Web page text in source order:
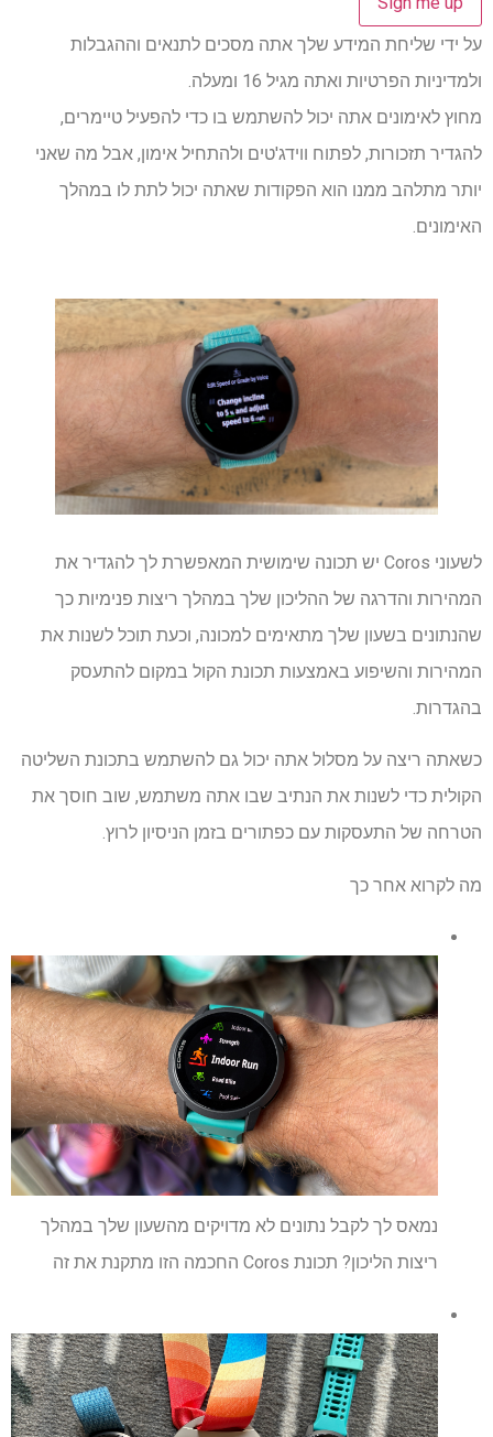
על ידי שליחת המידע שלך אתה מסכים לתנאים וההגבלות
ולמדיניות הפרטיות ואתה מגיל 16 ומעלה.
מחוץ לאימונים אתה יכול להשתמש בו כדי להפעיל טיימרים,
להגדיר תזכורות, לפתוח ווידג'טים ולהתחיל אימון, אבל מה שאני
יותר מתלהב ממנו הוא הפקודות שאתה יכול לתת לו במהלך
האימונים.
לשעוני Coros יש תכונה שימושית המאפשרת לך להגדיר את
המהירות והדרגה של ההליכון שלך במהלך ריצות פנימיות כך
שהנתונים בשעון שלך מתאימים למכונה, וכעת תוכל לשנות את
המהירות והשיפוע באמצעות תכונת הקול במקום להתעסק
בהגדרות.
כשאתה ריצה על מסלול אתה יכול גם להשתמש בתכונת השליטה
הקולית כדי לשנות את הנתיב שבו אתה משתמש, שוב חוסך את
הטרחה של התעסקות עם כפתורים בזמן הניסיון לרוץ.
מה לקרוא אחר כך
נמאס לך לקבל נתונים לא מדויקים מהשעון שלך במהלך
ריצות הליכון? תכונת Coros החכמה הזו מתקנת את זה